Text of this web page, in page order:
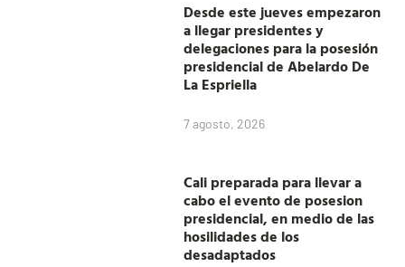
Desde este jueves empezaron
a llegar presidentes y
delegaciones para la posesión
presidencial de Abelardo De
La Espriella
7 agosto, 2026
Cali preparada para llevar a
cabo el evento de posesion
presidencial, en medio de las
hosilidades de los
desadaptados